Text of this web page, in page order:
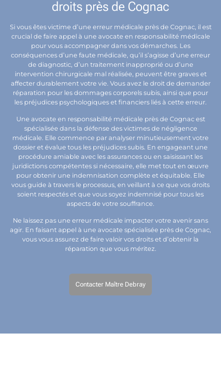
droits près de Cognac
Si vous êtes victime d’une erreur médicale près de Cognac, il est
crucial de faire appel à une avocate en responsabilité médicale
pour vous accompagner dans vos démarches. Les
conséquences d’une faute médicale, qu’il s’agisse d’une erreur
de diagnostic, d’un traitement inapproprié ou d’une
intervention chirurgicale mal réalisée, peuvent être graves et
affecter durablement votre vie. Vous avez le droit de demander
réparation pour les dommages corporels subis, ainsi que pour
les préjudices psychologiques et financiers liés à cette erreur.
Une avocate en responsabilité médicale près de Cognac est
spécialisée dans la défense des victimes de négligence
médicale. Elle commence par analyser minutieusement votre
dossier et évalue tous les préjudices subis. En engageant une
procédure amiable avec les assurances ou en saisissant les
juridictions compétentes si nécessaire, elle met tout en œuvre
pour obtenir une indemnisation complète et équitable. Elle
vous guide à travers le processus, en veillant à ce que vos droits
soient respectés et que vous soyez indemnisé pour tous les
aspects de votre souffrance.
Ne laissez pas une erreur médicale impacter votre avenir sans
agir. En faisant appel à une avocate spécialisée près de Cognac,
vous vous assurez de faire valoir vos droits et d’obtenir la
réparation que vous méritez.
Contacter Maître Debray